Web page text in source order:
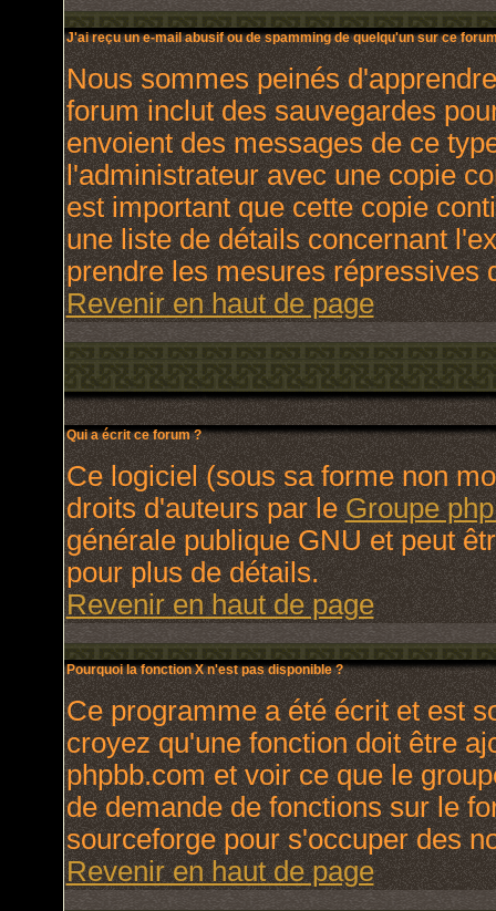
J'ai reçu un e-mail abusif ou de spamming de quelqu'un sur ce
Nous sommes peinés
forum inclut des sauvegardes
envoient des messages de ce
l'administrateur avec une copie
est important que cette copie
une liste de détails concernant
prendre les mesures répressives
Revenir en haut de page
Qui a écrit ce forum ?
Ce logiciel (sous sa forme non
droits d'auteurs par leGroupe
générale publique GNU et peut
pour plus de détails.
Revenir en haut de page
Pourquoi la fonction X n'est pas disponible ?
Ce programme a été écrit et est
croyez qu'une fonction doit être
phpbb.com et voir ce que le
de demande de fonctions sur le
sourceforge pour s'occuper des
Revenir en haut de page